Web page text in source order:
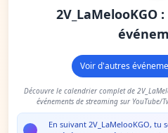
2V_LaMelooKGO
Voir d'autres
Découvre le calendrier complet de
événements de streaming sur YouTube/
En suivant 2V_LaMelooKGO,